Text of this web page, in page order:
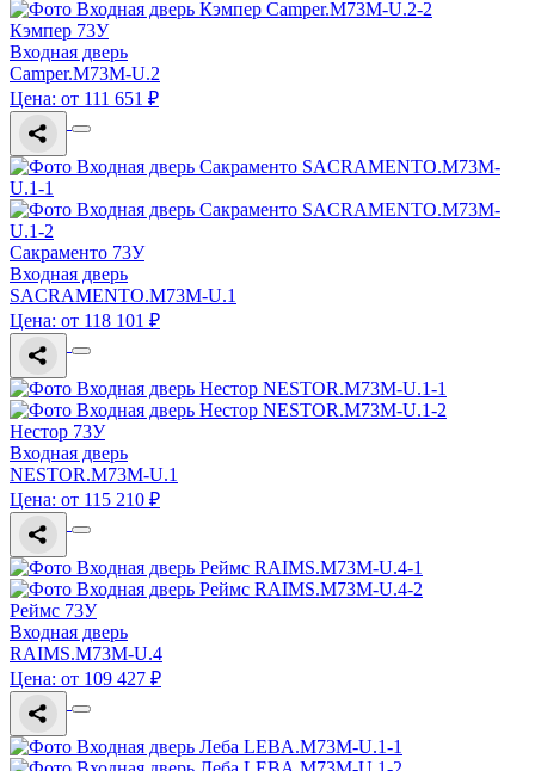
Кэмпер 73У
Входная дверь
Camper.M73M-U.2
Цена: от 111 651 ₽
Сакраменто 73У
Входная дверь
SACRAMENTO.M73M-U.1
Цена: от 118 101 ₽
Нестор 73У
Входная дверь
NESTOR.M73M-U.1
Цена: от 115 210 ₽
Реймс 73У
Входная дверь
RAIMS.M73M-U.4
Цена: от 109 427 ₽